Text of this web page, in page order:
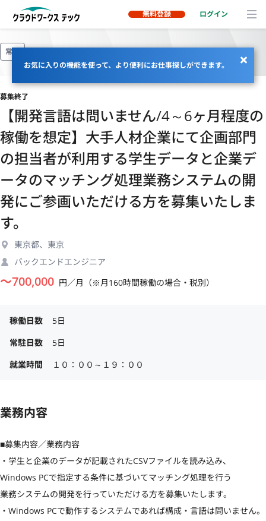
無料登録 ログイン
お気に入りの機能を使って、より便利にお仕事探しができます。
常駐
募集終了
【開発言語は問いません/4～6ヶ月程度の
稼働を想定】大手人材企業にて企画部門
の担当者が利用する学生データと企業デ
ータのマッチング処理業務システムの開
発にご参画いただける方を募集いたしま
す。
東京都、東京
バックエンドエンジニア
〜700,000 円／月（※月160時間稼働の場合・税別）
稼働日数
5日
常駐日数
5日
就業時間
１０：００～１９：００
業務内容
■募集内容／業務内容
・学生と企業のデータが記載されたCSVファイルを読み込み、
Windows PCで指定する条件に基づいてマッチング処理を行う
業務システムの開発を行っていただける方を募集いたします。
・Windows PCで動作するシステムであれば構成・言語は問いません。